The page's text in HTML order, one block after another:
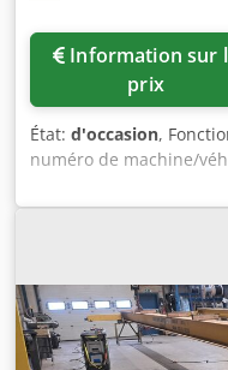
prix
État: d'occasion,
numéro de machine/
, À
seul longeron Demag
17 500 mm, capacité
nos grues neuves et
assemblage, sont
pouvons, si vous le
éléments suivants : *